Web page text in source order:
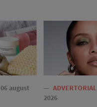
06 august
— ADVERTORIAL
2026